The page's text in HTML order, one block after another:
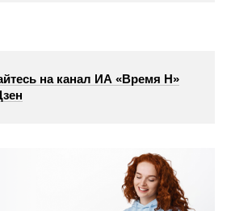
на канал ИА «Время Н»